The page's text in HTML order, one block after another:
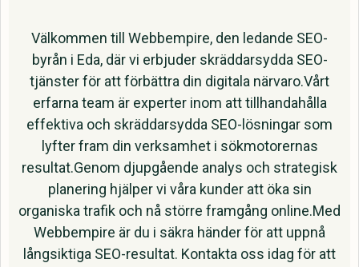
Välkommen till Webbempire, den ledande SEO-
byrån i Eda, där vi erbjuder skräddarsydda SEO-
tjänster för att förbättra din digitala närvaro.Vårt
erfarna team är experter inom att tillhandahålla
effektiva och skräddarsydda SEO-lösningar som
lyfter fram din verksamhet i sökmotorernas
resultat.Genom djupgående analys och strategisk
planering hjälper vi våra kunder att öka sin
organiska trafik och nå större framgång online.Med
Webbempire är du i säkra händer för att uppnå
långsiktiga SEO-resultat. Kontakta oss idag för att